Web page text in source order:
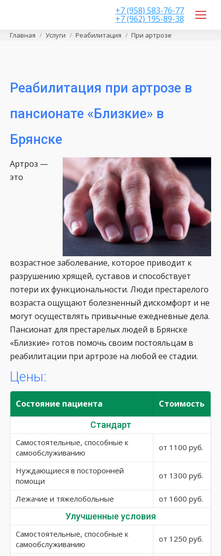
+7 (958) 583-76-77
+7 (962) 195-89-38
Вы здесь:
Главная Услуги Реабилитация При артрозе
Реабилитация при артрозе в
пансионате «Близкие» в
Брянске
Артроз —
это
возрастное заболевание, которое приводит к
разрушению хрящей, суставов и способствует
потери их функциональности. Люди престарелого
возраста ощущают болезненный дискомфорт и не
могут осуществлять привычные ежедневные дела.
Пансионат для престарелых людей в Брянске
«Близкие» готов помочь своим постояльцам в
реабилитации при артрозе на любой ее стадии.
Цены:
Состояние пациента Стоимость
Стандарт
Самостоятельные, способные к
самообслуживанию
от 1100 руб.
Нуждающиеся в посторонней
помощи
от 1300 руб.
Лежачие и тяжелобольные от 1600 руб.
Улучшенные условия
Самостоятельные, способные к
самообслуживанию
от 1250 руб.